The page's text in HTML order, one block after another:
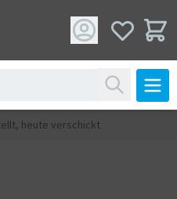
heute verschickt